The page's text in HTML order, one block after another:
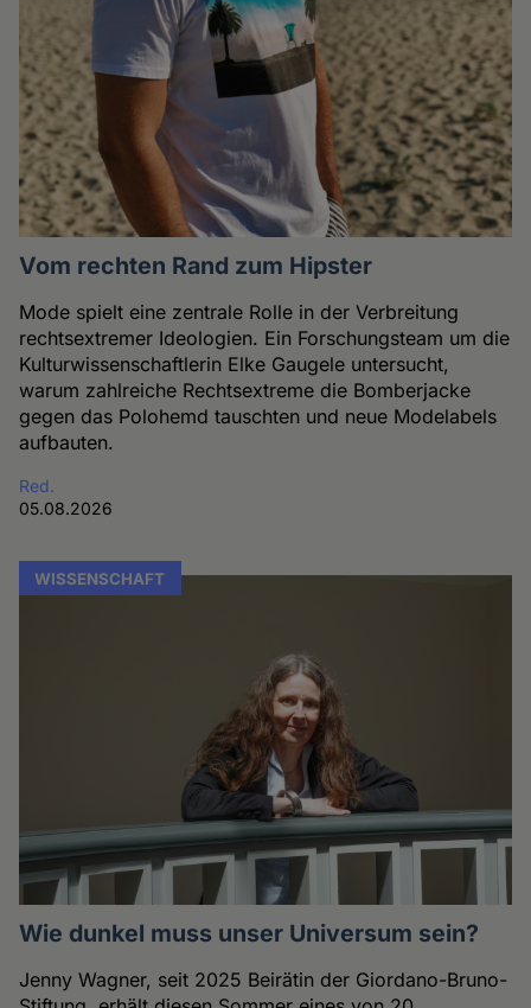
Vom rechten Rand zum Hipster
Mode spielt eine zentrale Rolle in der Verbreitung
rechtsextremer Ideologien. Ein Forschungsteam um die
Kulturwissenschaftlerin Elke Gaugele untersucht,
warum zahlreiche Rechtsextreme die Bomberjacke
gegen das Polohemd tauschten und neue Modelabels
aufbauten.
Red.
05.08.2026
WISSENSCHAFT
Wie dunkel muss unser Universum sein?
Jenny Wagner, seit 2025 Beirätin der Giordano-Bruno-